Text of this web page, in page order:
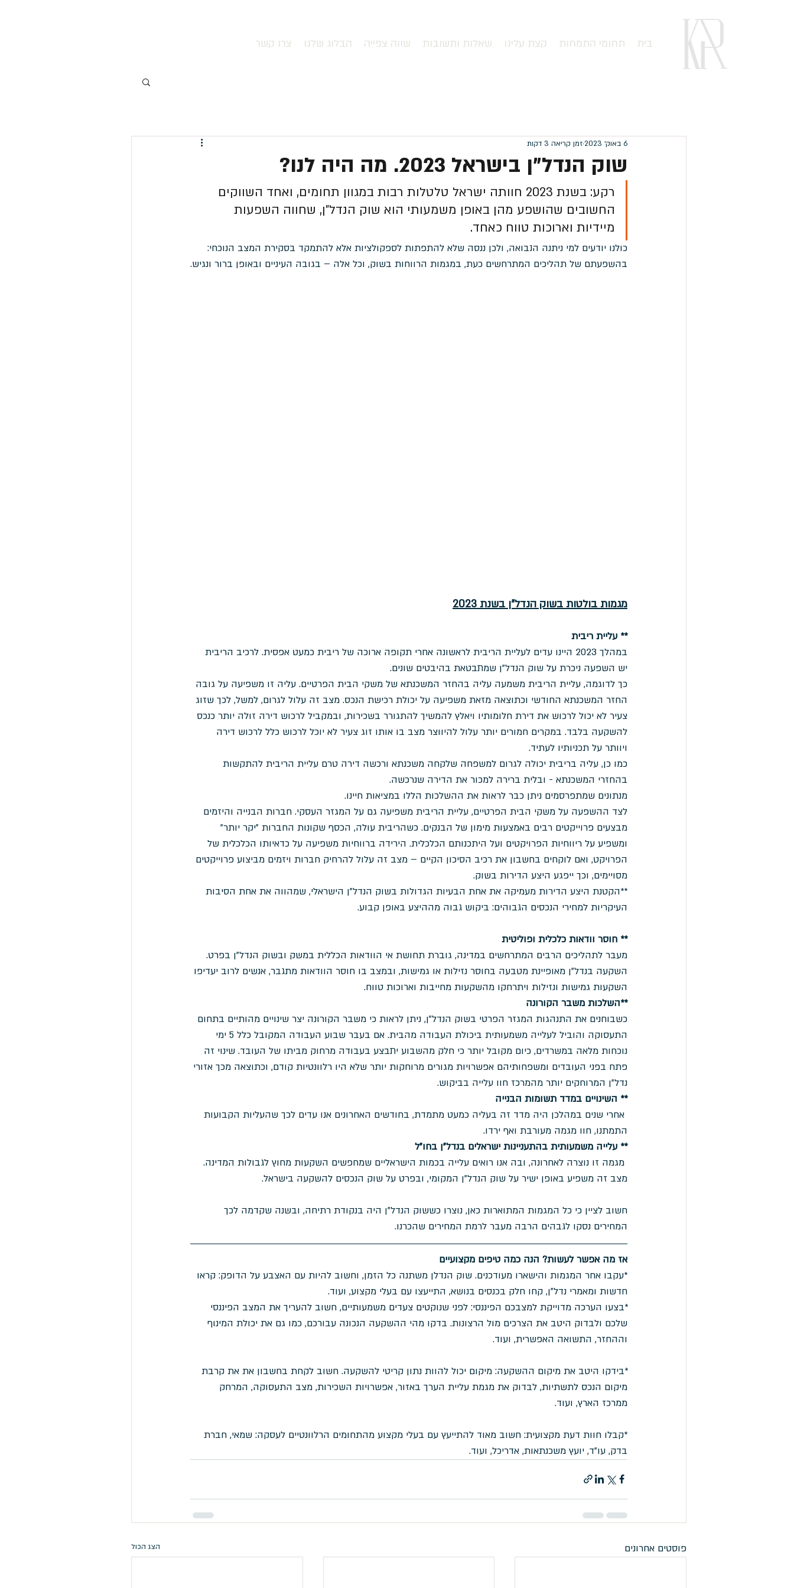
בית תחומי התמחות קצת עלינו שאלות ותשובות שווה צפייה הבלוג שלנו צרו קשר
שוק הנדל"ן בישראל 2023. מה היה לנו?
6 באוק׳ 2023 זמן קריאה 3 דקות
רקע: בשנת 2023 חוותה ישראל טלטלות רבות במגוון תחומים, ואחד השווקים
החשובים שהושפע מהן באופן משמעותי הוא שוק הנדל"ן, שחווה השפעות
מיידיות וארוכות טווח כאחד.
כולנו יודעים למי ניתנה הנבואה, ולכן ננסה שלא להתפתות לספקולציות אלא להתמקד בסקירת המצב הנוכחי:
בהשפעתם של תהליכים המתרחשים כעת, במגמות הרווחות בשוק, וכל אלה – בגובה העיניים ובאופן ברור ונגיש.
מגמות בולטות בשוק הנדל"ן בשנת 2023
** עליית ריבית
במהלך 2023 היינו עדים לעליית הריבית לראשונה אחרי תקופה ארוכה של ריבית כמעט אפסית. לרכיב הריבית
יש השפעה ניכרת על שוק הנדל"ן שמתבטאת בהיבטים שונים.
כך לדוגמה, עליית הריבית משמעה עליה בהחזר המשכנתא של משקי הבית הפרטיים. עליה זו משפיעה על גובה
החזר המשכנתא החודשי וכתוצאה מזאת משפיעה על יכולת רכישת הנכס. מצב זה עלול לגרום, למשל, לכך שזוג
צעיר לא יכול לרכוש את דירת חלומותיו ויאלץ להמשיך להתגורר בשכירות, ובמקביל לרכוש דירה זולה יותר כנכס
להשקעה בלבד. במקרים חמורים יותר עלול להיווצר מצב בו אותו זוג צעיר לא יוכל לרכוש כלל לרכוש דירה
ויוותר על תכניותיו לעתיד.
כמו כן, עליה בריבית יכולה לגרום למשפחה שלקחה משכנתא ורכשה דירה טרם עליית הריבית להתקשות
בהחזרי המשכנתא - ובלית ברירה למכור את הדירה שנרכשה.
מנתונים שמתפרסמים ניתן כבר לראות את ההשלכות הללו במציאות חיינו.
לצד ההשפעה על משקי הבית הפרטיים, עליית הריבית משפיעה גם על המגזר העסקי. חברות הבנייה והיזמים
מבצעים פרוייקטים רבים באמצעות מימון של הבנקים. כשהריבית עולה, הכסף שקונות החברות "יקר יותר"
ומשפיע על ריווחיות הפרויקטים ועל היתכנותם הכלכלית. הירידה ברווחיות משפיעה על כדאיותו הכלכלית של
הפרויקט, ואם לוקחים בחשבון את רכיב הסיכון הקיים – מצב זה עלול להרחיק חברות ויזמים מביצוע פרוייקטים
מסויימים, וכך ייפגע היצע הדירות בשוק.
**הקטנת היצע הדירות מעמיקה את אחת הבעיות הגדולות בשוק הנדל"ן הישראלי, שמהווה את אחת הסיבות
העיקריות למחירי הנכסים הגבוהים: ביקוש גבוה מההיצע באופן קבוע.
** חוסר וודאות כלכלית ופוליטית
מעבר לתהליכים הרבים המתרחשים במדינה, גוברת תחושת אי הוודאות הכללית במשק ובשוק הנדל"ן בפרט.
השקעה בנדל"ן מאופיינת מטבעה בחוסר נזילות או גמישות, ובמצב בו חוסר הוודאות מתגבר, אנשים לרוב יעדיפו
השקעות גמישות ונזילות ויתרחקו מהשקעות מחייבות וארוכות טווח.
**השלכות משבר הקורונה
כשבוחנים את התנהגות המגזר הפרטי בשוק הנדל"ן, ניתן לראות כי משבר הקורונה יצר שינויים מהותיים בתחום
התעסוקה והוביל לעלייה משמעותית ביכולת העבודה מהבית. אם בעבר שבוע העבודה המקובל כלל 5 ימי
נוכחות מלאה במשרדים, כיום מקובל יותר כי חלק מהשבוע יתבצע בעבודה מרחוק מביתו של העובד. שינוי זה
פתח בפני העובדים ומשפחותיהם אפשרויות מגורים מרוחקות יותר שלא היו רלוונטיות קודם, וכתוצאה מכך אזורי
נדל"ן המרוחקים יותר מהמרכז חוו עלייה בביקוש.
** השינויים במדד תשומות הבנייה
אחרי שנים במהלכן היה מדד זה בעליה כמעט מתמדת, בחודשים האחרונים אנו עדים לכך שהעליות הקבועות
התמתנו, חוו מגמה מעורבת ואף ירדו.
** עלייה משמעותית בהתעניינות ישראלים בנדל"ן בחו"ל
מגמה זו נוצרה לאחרונה, ובה אנו רואים עלייה בכמות הישראליים שמחפשים השקעות מחוץ לגבולות המדינה.
מצב זה משפיע באופן ישיר על שוק הנדל"ן המקומי, ובפרט על שוק הנכסים להשקעה בישראל.
חשוב לציין כי כל המגמות המתוארות כאן, נוצרו כששוק הנדל"ן היה בנקודת רתיחה, ובשנה שקדמה לכך
המחירים נסקו לגבהים הרבה מעבר לרמת המחירים שהכרנו.
אז מה אפשר לעשות? הנה כמה טיפים מקצועיים
*עקבו אחר המגמות והישארו מעודכנים. שוק הנדלן משתנה כל הזמן, וחשוב להיות עם האצבע על הדופק: קראו
חדשות ומאמרי נדל"ן, קחו חלק בכנסים בנושא, התייעצו עם בעלי מקצוע, ועוד.
*בצעו הערכה מדוייקת למצבכם הפיננסי: לפני שנוקטים צעדים משמעותיים, חשוב להעריך את המצב הפיננסי
שלכם ולבדוק היטב את הצרכים מול הרצונות. בדקו מהי ההשקעה הנכונה עבורכם, כמו גם את יכולת המינוף
וההחזר, התשואה האפשרית, ועוד.
*בידקו היטב את מיקום ההשקעה: מיקום יכול להוות נתון קריטי להשקעה. חשוב לקחת בחשבון את את קרבת
מיקום הנכס לתשתיות, לבדוק את מגמת עליית הערך באזור, אפשרויות השכירות, מצב התעסוקה, המרחק
ממרכז הארץ, ועוד.
*קבלו חוות דעת מקצועית: חשוב מאוד להתייעץ עם בעלי מקצוע מהתחומים הרלוונטיים לעסקה: שמאי, חברת
בדק, עו"ד, יועץ משכנתאות, אדריכל, ועוד.
פוסטים אחרונים הצג הכול